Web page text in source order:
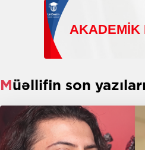
Müəllifin son yazıları